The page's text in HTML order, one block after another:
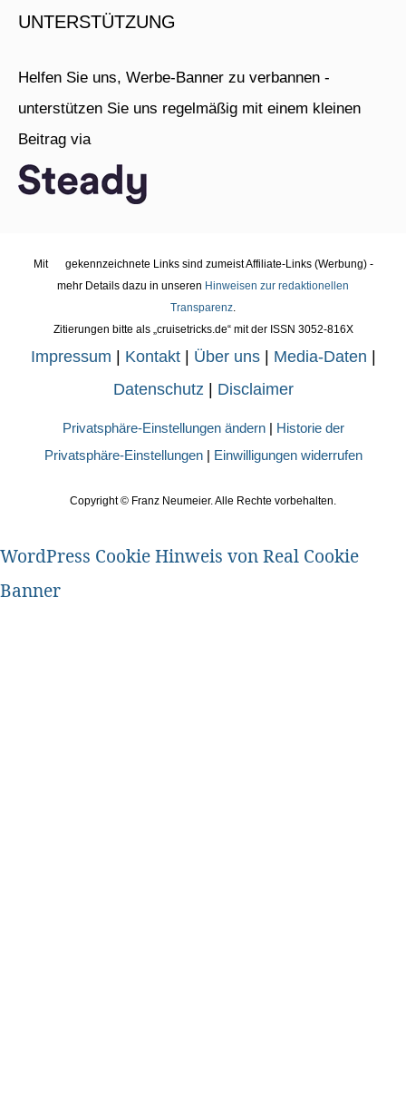
UNTERSTÜTZUNG
Helfen Sie uns, Werbe-Banner zu verbannen -
unterstützen Sie uns regelmäßig mit einem kleinen
Beitrag via
Mit
gekennzeichnete Links sind zumeist Affiliate-Links (Werbung) -
mehr Details dazu in unseren Hinweisen zur redaktionellen
Transparenz.
Zitierungen bitte als „cruisetricks.de“ mit der ISSN 3052-816X
Impressum Kontakt| Über uns| Media-Daten
Datenschutz| Disclaimer
Privatsphäre-Einstellungen ändern| Historie der
Privatsphäre-Einstellungen| Einwilligungen widerrufen
Copyright © Franz Neumeier. Alle Rechte vorbehalten.
WordPress Cookie Hinweis von Real Cookie
Banner